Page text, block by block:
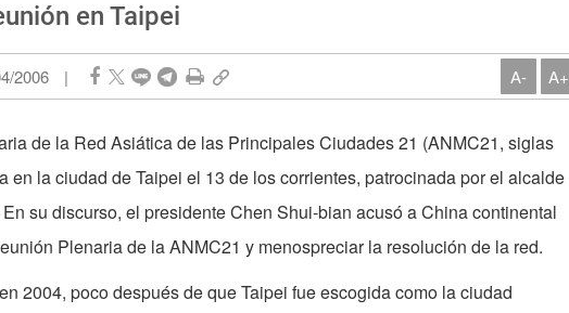
en Taipei
2006 | A- A+
de la Red Asiática de las Principales Ciudades 21 (ANMC21, siglas
en la ciudad de Taipei el 13 de los corrientes, patrocinada por el alcalde
su discurso, el presidente Chen Shui-bian acusó a China continental
Plenaria de la ANMC21 y menospreciar la resolución de la red.
2004, poco después de que Taipei fue escogida como la ciudad